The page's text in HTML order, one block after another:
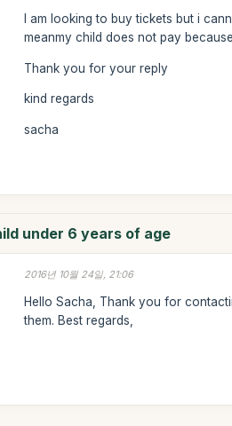
I am looking to buy tickets but i
meanmy child does not pay
Thank you for your reply
kind regards
sacha
under 6 years of age
2016년 10월 24일, 21:06
Hello Sacha, Thank you for
them. Best regards,